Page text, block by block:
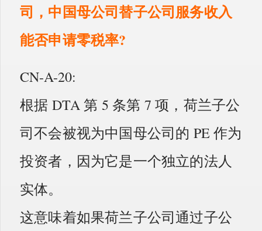
司，中国母公司替子公司服务收入
能否申请零税率?
CN-A-20:
根据 DTA 第 5 条第 7 项，荷兰子公
司不会被视为中国母公司的 PE 作为
投资者，因为它是一个独立的法人
实体。
这意味着如果荷兰子公司通过子公